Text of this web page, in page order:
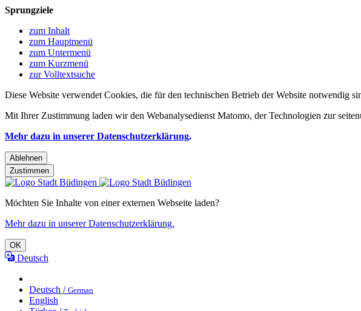
Sprungziele
zum Inhalt
zum Hauptmenü
zum Untermenü
zum Kurzmenü
zur Volltextsuche
Diese Website verwendet Cookies, die für den technischen Betrieb der Website notwendig
Mit Ihrer Zustimmung laden wir den Webanalysedienst Matomo, der Technologien zur
Mehr dazu in unserer Datenschutzerklärung.
Ablehnen
Zustimmen
Möchten Sie Inhalte von einer externen Webseite laden?
Mehr dazu in unserer Datenschutzerklärung.
OK
Deutsch
Deutsch / German
English